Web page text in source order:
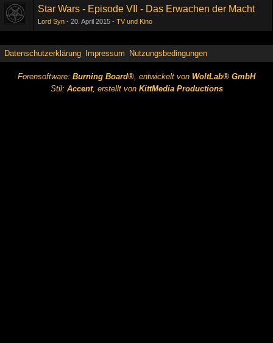
Star Wars - Episode VII - Das Erwachen der Macht
Lord Syn 20. April 2015 TV und Kino
Datenschutzerklärung Impressum Nutzungsbedingungen
Forensoftware: Burning Board®, entwickelt von WoltLab® GmbH
Stil: Accent, erstellt von KittMedia Productions